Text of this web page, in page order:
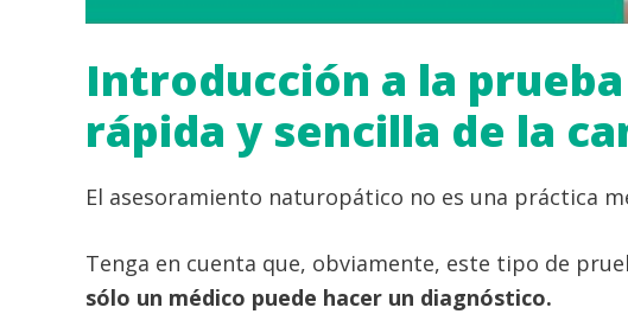
Introducción a la
rápida y sencilla de la
El asesoramiento naturopático no es una práctica
Tenga en cuenta que, obviamente, este tipo de
sólo un médico puede hacer un diagnóstico.